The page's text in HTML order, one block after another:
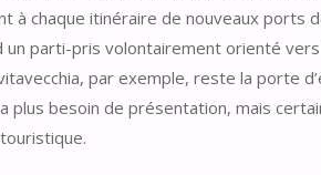
chaque itinéraire de nouveaux ports
parti-pris volontairement orienté
par exemple, reste la porte
plus besoin de présentation, mais